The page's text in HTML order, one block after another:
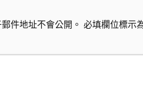
件地址不會公開。 必填欄位標示